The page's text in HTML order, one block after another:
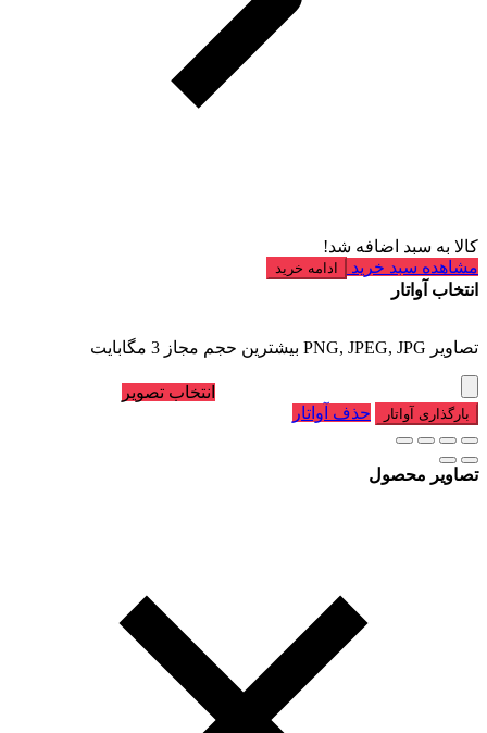
کالا به سبد اضافه شد!
مشاهده سبد خرید
ادامه خرید
انتخاب آواتار
تصاویر PNG, JPEG, JPG بیشترین حجم مجاز 3 مگابایت
انتخاب تصویر
بارگذاری آواتار حذف آواتار
تصاویر محصول